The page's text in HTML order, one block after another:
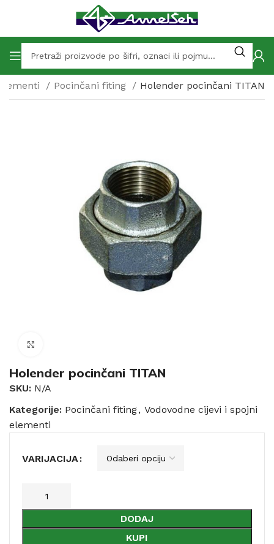
Pocinčani fiting Holender pocinčani TITAN
Holender pocinčani TITAN
SKU: N/A
Kategorije: Pocinčani fiting, Vodovodne cijevi i spojni
elementi
VARIJACIJA
DODAJ
KUPI